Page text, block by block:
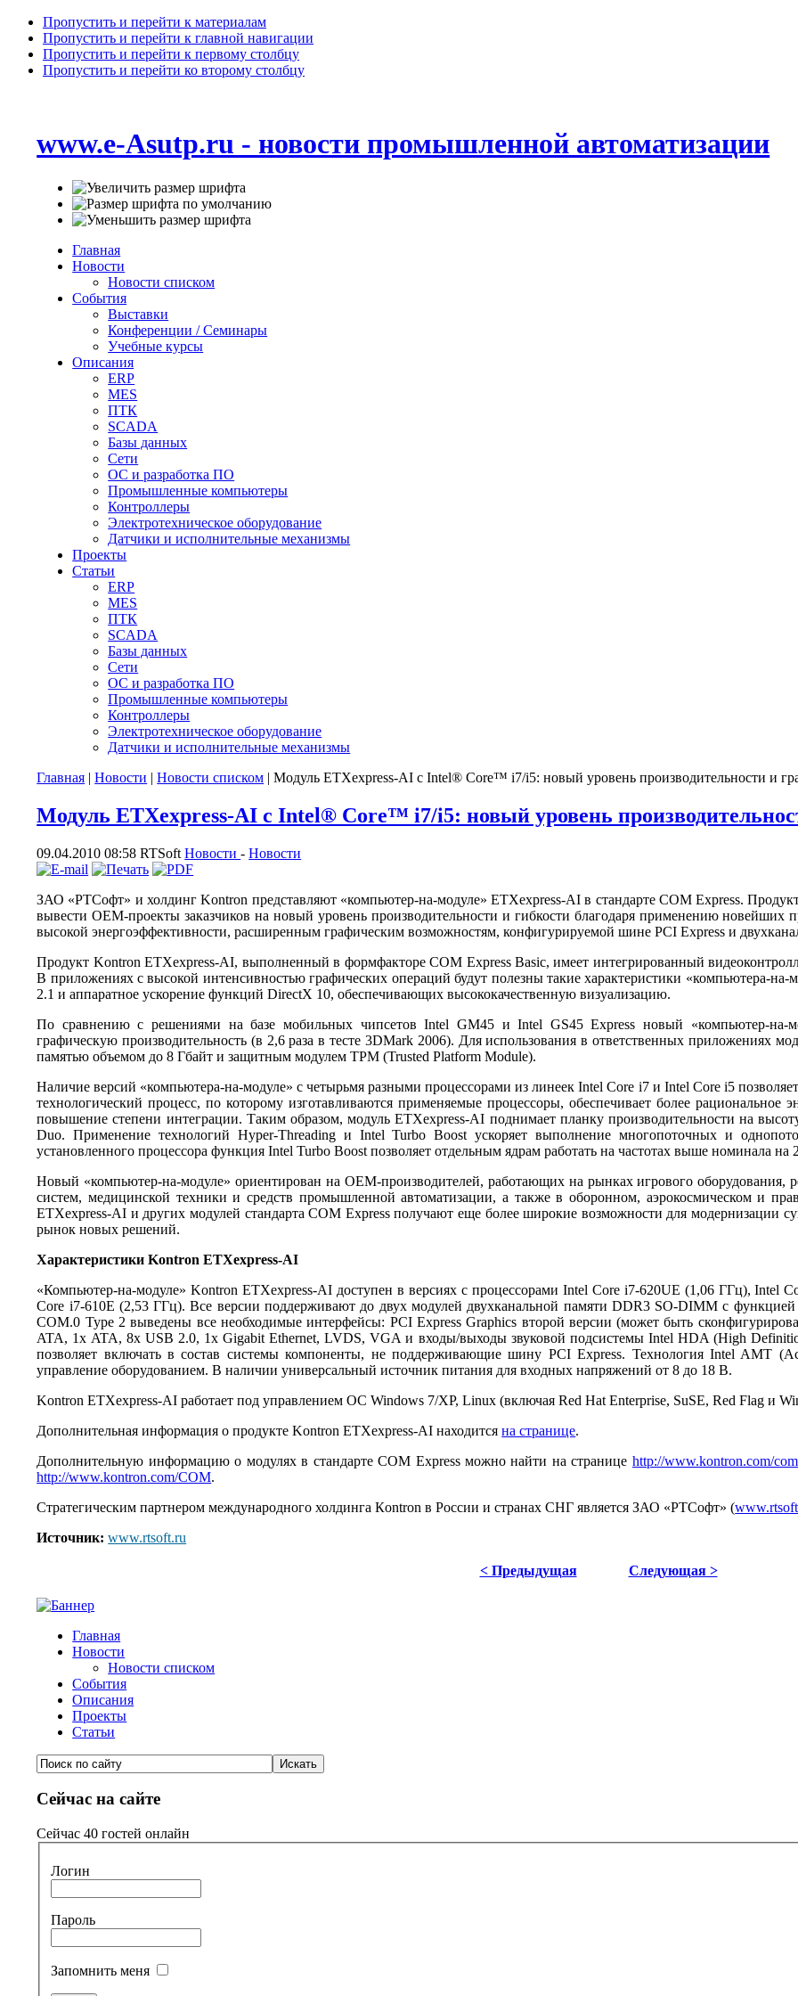
Пропустить и перейти к материалам
Пропустить и перейти к главной навигации
Пропустить и перейти к первому столбцу
Пропустить и перейти ко второму столбцу
www.e-Asutp.ru - новости промышленной автоматизации
Главная
Новости
Новости списком
События
Выставки
Конференции / Семинары
Учебные курсы
Описания
ERP
MES
ПТК
SCADA
Базы данных
Сети
ОС и разработка ПО
Промышленные компьютеры
Контроллеры
Электротехническое оборудование
Датчики и исполнительные механизмы
Проекты
Статьи
ERP
MES
ПТК
SCADA
Базы данных
Сети
ОС и разработка ПО
Промышленные компьютеры
Контроллеры
Электротехническое оборудование
Датчики и исполнительные механизмы
Главная |Новости |Новости списком | Модуль ETXexpress-AI с Intel® Core™ i7/i5: новый уровень производительности и
Модуль ETXexpress-AI с Intel® Core™ i7/i5: новый уровень
09.04.2010 08:58RTSoftНовости-Новости
ЗАО «РТСофт» и холдинг Kontron представляют «компьютер-на-модуле» ETXexpress-AI в стандарте COM Express.
вывести OEM-проекты заказчиков на новый уровень производительности и гибкости благодаря применению новейших
высокой энергоэффективности, расширенным графическим возможностям, конфигурируемой шине PCI Express и
Продукт Kontron ETXexpress-AI, выполненный в формфакторе COM Express Basic, имеет интегрированный
В приложениях с высокой интенсивностью графических операций будут полезны такие характеристики «компьютера-
2.1 и аппаратное ускорение функций DirectX 10, обеспечивающих высококачественную визуализацию.
По сравнению с решениями на базе мобильных чипсетов Intel GM45 и Intel GS45 Express новый «компьютер-на-
графическую производительность (в 2,6 раза в тесте 3DMark 2006). Для использования в ответственных приложениях
памятью объемом до 8 Гбайт и защитным модулем TPM (Trusted Platform Module).
Наличие версий «компьютера-на-модуле» с четырьмя разными процессорами из линеек Intel Core i7 и Intel Core i5
технологический процесс, по которому изготавливаются применяемые процессоры, обеспечивает более рациональное
повышение степени интеграции. Таким образом, модуль ETXexpress-AI поднимает планку производительности на
Duo. Применение технологий Hyper-Threading и Intel Turbo Boost ускоряет выполнение многопоточных и
установленного процессора функция Intel Turbo Boost позволяет отдельным ядрам работать на частотах выше номинала на
Новый «компьютер-на-модуле» ориентирован на OEM-производителей, работающих на рынках игрового
систем, медицинской техники и средств промышленной автоматизации, а также в оборонном, аэрокосмическом и
ETXexpress-AI и других модулей стандарта COM Express получают еще более широкие возможности для модернизации
рынок новых решений.
Характеристики Kontron ETXexpress-AI
«Компьютер-на-модуле» Kontron ETXexpress-AI доступен в версиях с процессорами Intel Core i7-620UE (1,06 ГГц), Intel
Core i7-610E (2,53 ГГц). Все версии поддерживают до двух модулей двухканальной памяти DDR3 SO-DIMM с
COM.0 Type 2 выведены все необходимые интерфейсы: PCI Express Graphics второй версии (может быть
ATA, 1х ATA, 8х USB 2.0, 1х Gigabit Ethernet, LVDS, VGA и входы/выходы звуковой подсистемы Intel HDA (High
позволяет включать в состав системы компоненты, не поддерживающие шину PCI Express. Технология Intel AMT
управление оборудованием. В наличии универсальный источник питания для входных напряжений от 8 до 18 В.
Kontron ETXexpress-AI работает под управлением ОС Windows 7/XP, Linux (включая Red Hat Enterprise, SuSE, Red Flag и
Дополнительная информация о продукте Kontron ETXexpress-AI находитсяна странице.
Дополнительную информацию о модулях в стандарте COM Express можно найти на странице http://www.kontron.com/
http://www.kontron.com/COM.
Стратегическим партнером международного холдинга Кontron в России и странах СНГ является ЗАО «РТСофт» (
Источник: www.rtsoft.ru
< Предыдущая Следующая >
Главная
Новости
Новости списком
События
Описания
Проекты
Статьи
Сейчас на сайте
Сейчас 40 гостей онлайн
Логин
Пароль
Запомнить меня